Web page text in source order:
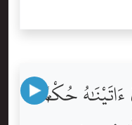
ءَاتَيْنَٰهُ حُكْمًۭا